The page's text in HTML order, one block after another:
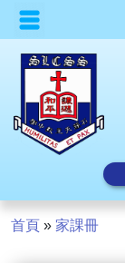
首頁 » 家課冊